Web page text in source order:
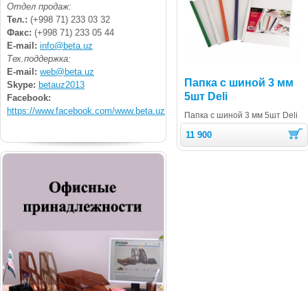
Отдел продаж:
Тел.: (+998 71) 233 03 32
Факс: (+998 71) 233 05 44
E-mail: info@beta.uz
Тех.поддержка:
E-mail: web@beta.uz
Skype: betauz2013
Facebook:
https://www.facebook.com/www.beta.uz
Папка с шиной 3 мм
5шт Deli
Папка с шиной 3 мм 5шт Deli
11 900